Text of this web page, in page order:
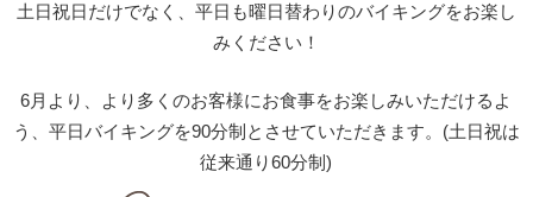
土日祝日だけでなく、平日も曜日替わりのバイキングをお楽し
みください！
6月より、より多くのお客様にお食事をお楽しみいただけるよ
う、平日バイキングを90分制とさせていただきます。(土日祝は
従来通り60分制)